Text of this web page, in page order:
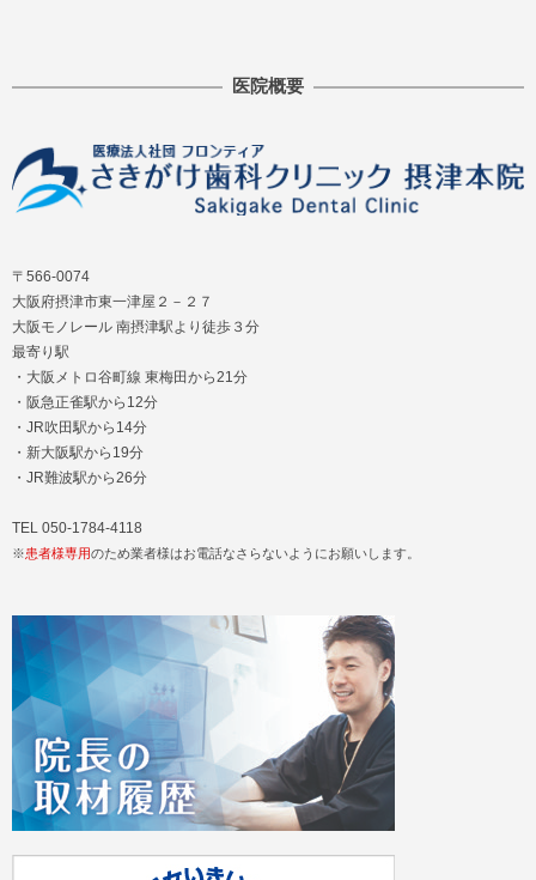
医院概要
〒566-0074
大阪府摂津市東一津屋２－２７
大阪モノレール 南摂津駅より徒歩３分
最寄り駅
・大阪メトロ谷町線 東梅田から21分
・阪急正雀駅から12分
・JR吹田駅から14分
・新大阪駅から19分
・JR難波駅から26分
TEL 050-1784-4118
※患者様専用のため業者様はお電話なさらないようにお願いします。